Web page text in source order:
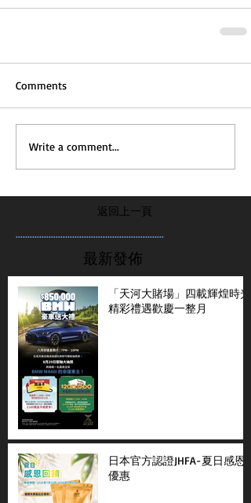
Comments
Write a comment...
返回上一頁
...............................................................
最新發佈
「天河大賭場」四載輝煌時光
精彩禮遇歡慶一整月
日本官方認證JHFA-夏日感恩
優惠